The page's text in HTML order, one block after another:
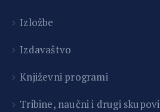
Izložbe
Izdavaštvo
Književni programi
Tribine, naučni i drugi skupovi